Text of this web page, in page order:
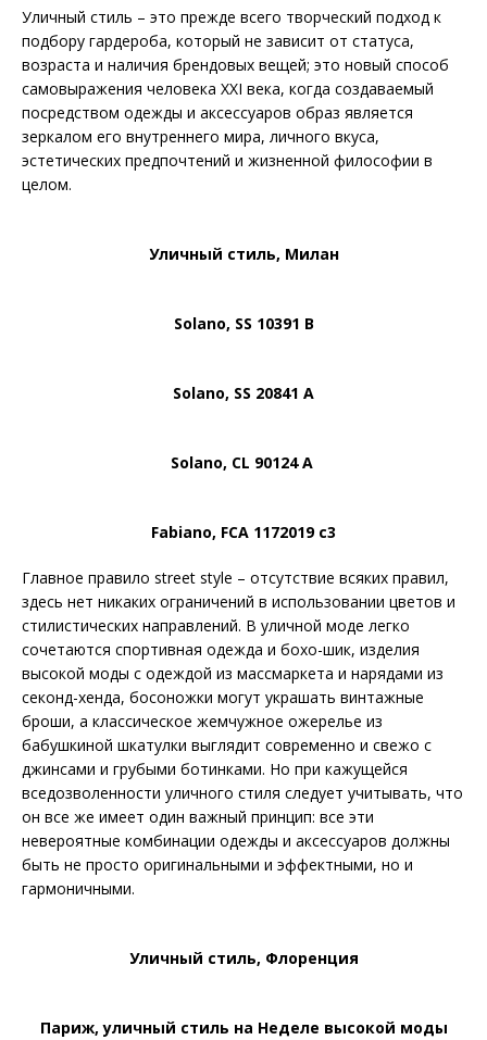
Уличный стиль – это прежде всего творческий подход к
подбору гардероба, который не зависит от статуса,
возраста и наличия брендовых вещей; это но­вый способ
самовыражения человека XXI века, когда созда­ваемый
посредством одежды и аксессуаров образ является
зеркалом его внутреннего мира, личного вкуса,
эстетических предпочтений и жизненной философии в
целом.
Уличный стиль, Милан
Solano, SS 10391 B
Solano, SS 20841 A
Solano, CL 90124 A
Fabiano, FCA 1172019 c3
Главное правило street style – отсутствие всяких правил,
здесь нет никаких ограничений в использовании цветов и
стилистических направлений. В уличной моде легко
сочетаются спортивная одежда и бохо-шик, изделия
высокой моды с одеждой из массмаркета и нарядами из
секонд-хенда, босоножки могут украшать винтажные
броши, а классическое жемчужное ожерелье из
бабушкиной шкатулки выглядит современно и свежо с
джинсами и грубыми ботинками. Но при кажущейся
вседозволенности уличного стиля следует учитывать, что
он все же имеет один важный принцип: все эти
невероятные комбинации одежды и аксессуаров должны
быть не просто оригинальными и эффектными, но и
гармоничными.
Уличный стиль, Флоренция
Париж, уличный стиль на Неделе высокой моды